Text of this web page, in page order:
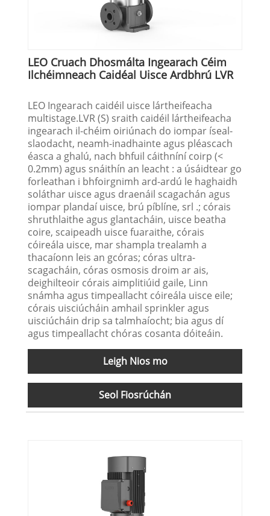
LEO Cruach Dhosmálta Ingearach Céim
Ilchéimneach Caidéal Uisce Ardbhrú LVR
LEO Ingearach caidéil uisce lártheifeacha
multistage.LVR (S) sraith caidéil lártheifeacha
ingearach il-chéim oiriúnach do iompar íseal-
slaodacht, neamh-inadhainte agus pléascach
éasca a ghalú, nach bhfuil cáithníní coirp (<
0.2mm) agus snáithín an leacht : a úsáidtear go
forleathan i bhfoirgnimh ard-ardú le haghaidh
soláthar uisce agus draenáil scagachán agus
iompar plandaí uisce, brú píblíne, srl .; córais
shruthlaithe agus glantacháin, uisce beatha
coire, scaipeadh uisce fuaraithe, córais
cóireála uisce, mar shampla trealamh a
thacaíonn leis an gcóras; córas ultra-
scagacháin, córas osmosis droim ar ais,
deighilteoir córais aimplitiúid gaile, Linn
snámha agus timpeallacht cóireála uisce eile;
córais uisciúcháin amhail sprinkler agus
uisciúcháin drip sa talmhaíocht; bia agus dí
agus timpeallacht chóras cosanta dóiteáin.
Leigh Nios mo
Seol Fiosrúchán